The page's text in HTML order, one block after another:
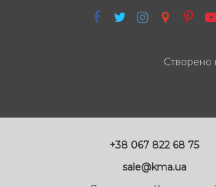
Створено
+38 067 822 68 75
sale@kma.ua